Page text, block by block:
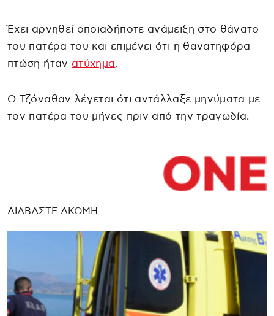
Έχει αρνηθεί οποιαδήποτε ανάμειξη στο θάνατο
του πατέρα του και επιμένει ότι η θανατηφόρα
πτώση ήταν ατύχημα.
Ο Τζόναθαν λέγεται ότι αντάλλαξε μηνύματα με
τον πατέρα του μήνες πριν από την τραγωδία.
ΔΙΑΒΑΣΤΕ ΑΚΟΜΗ